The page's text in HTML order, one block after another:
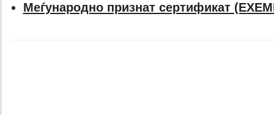
Меѓународно признат сертификат (Е